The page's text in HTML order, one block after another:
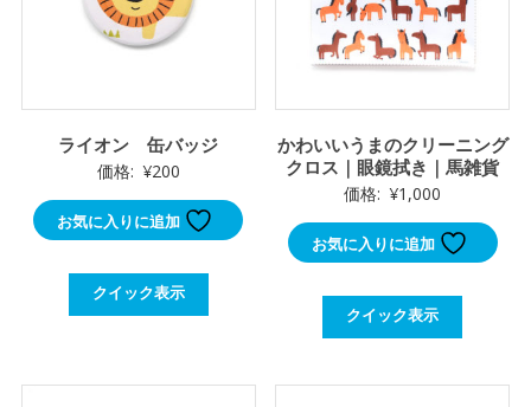
ライオン 缶バッジ
価格: ¥200
お気に入りに追加
クイック表示
かわいいうまのクリーニング
クロス｜眼鏡拭き｜馬雑貨
価格: ¥1,000
お気に入りに追加
クイック表示